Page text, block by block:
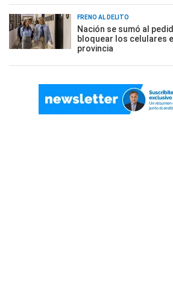
FRENO AL DELITO
Nación se sumó al
bloquear los celulares
provincia